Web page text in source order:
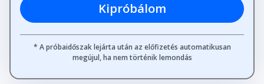
Kipróbálom
* A próbaidőszak lejárta után az előfizetés automatikusan
megújul, ha nem történik lemondás